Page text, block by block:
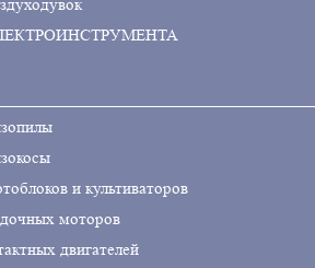
и культиваторов
моторов
двигателей